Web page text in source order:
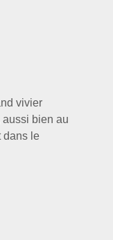
vivier
aussi bien au
dans le